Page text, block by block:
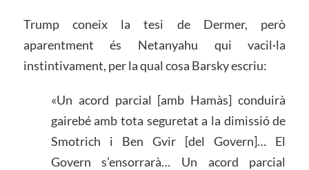
Trump coneix la tesi de Dermer, però
aparentment és Netanyahu qui vacil·la
instintivament, per la qual cosa Barsky escriu:
«Un acord parcial [amb Hamàs] conduirà
gairebé amb tota seguretat a la dimissió de
Smotrich i Ben Gvir [del Govern]… El
Govern s’ensorrarà… Un acord parcial